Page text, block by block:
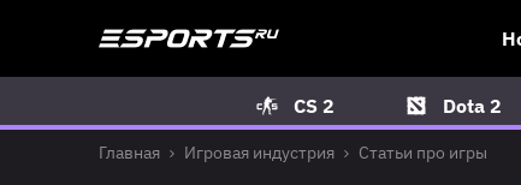
CS 2 Dota 2
Главная Игровая индустрия Статьи про игры